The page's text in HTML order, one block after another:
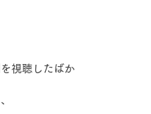
視聴したばか